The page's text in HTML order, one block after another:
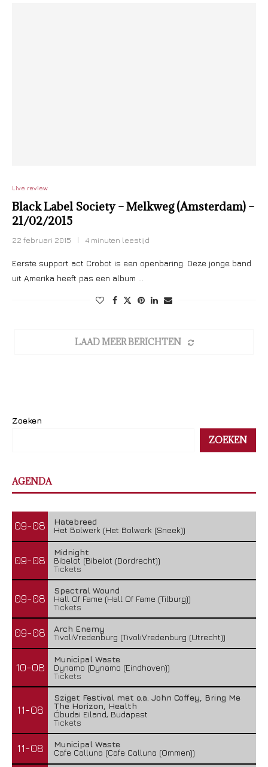
Live review
Black Label Society – Melkweg (Amsterdam) –
21/02/2015
22 februari 2015 4 minuten leestijd
Eerste support act Crobot is een openbaring. Deze jonge band
uit Amerika heeft pas een album …
LAAD MEER BERICHTEN
Zoeken
ZOEKEN
AGENDA
09-08
Hatebreed
Het Bolwerk (Het Bolwerk (Sneek))
09-08
Midnight
Bibelot (Bibelot (Dordrecht))
Tickets
09-08
Spectral Wound
Hall Of Fame (Hall Of Fame (Tilburg))
Tickets
09-08
Arch Enemy
TivoliVredenburg (TivoliVredenburg (Utrecht))
10-08
Municipal Waste
Dynamo (Dynamo (Eindhoven))
Tickets
11-08
Sziget Festival met o.a. John Coffey, Bring Me
The Horizon, Health
Óbudai Eiland, Budapest
Tickets
11-08
Municipal Waste
Cafe Calluna (Cafe Calluna (Ommen))